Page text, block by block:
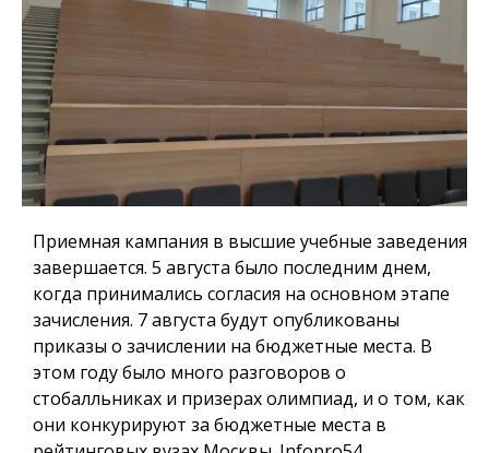
Приемная кампания в высшие учебные заведения
завершается. 5 августа было последним днем,
когда принимались согласия на основном этапе
зачисления. 7 августа будут опубликованы
приказы о зачислении на бюджетные места. В
этом году было много разговоров о
стобалльниках и призерах олимпиад, и о том, как
они конкурируют за бюджетные места в